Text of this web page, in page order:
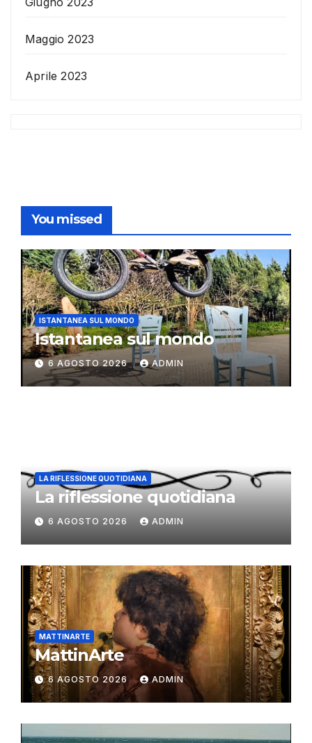
Maggio 2023
Aprile 2023
You missed
ISTANTANEA SUL MONDO
Istantanea sul mondo
6 AGOSTO 2026 ADMIN
LA RIFLESSIONE QUOTIDIANA
La riflessione quotidiana
6 AGOSTO 2026 ADMIN
MATTINARTE
MattinArte
6 AGOSTO 2026 ADMIN